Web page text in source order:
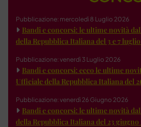
Pubblicazione: mercoledì 8 Luglio 2026
Bandi e concorsi: le ultime novità
della Repubblica Italiana del 3 e 7
Pubblicazione: venerdì 3 Luglio 2026
Bandi e concorsi: ecco le ultime
Ufficiale della Repubblica Italiana del
Pubblicazione: venerdì 26 Giugno 2026
Bandi e concorsi: le ultime novità
della Repubblica Italiana del 23 giugno